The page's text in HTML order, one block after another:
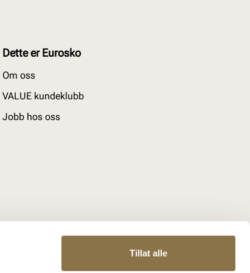
Tillat alle
Dette er Eurosko
Om oss
VALUE kundeklubb
Jobb hos oss